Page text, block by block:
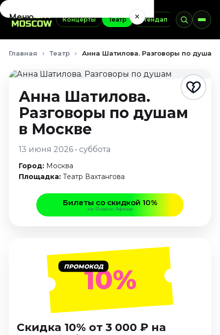
Концерты Театр Стендап Выставки
Меню ×
Сентябрь 2026
Ноябрь 2026
Декабрь 2026
Январь 2027
Сентябрь 2026
Ноябрь 2026
Декабрь 2026
Август 2026
Сентябрь 2026
Октябрь 2026
Ноябрь 2026
Декабрь 2026
Выставки
Главная Театр Анна Шатилова. Разговоры по душам
Анна Шатилова.
Разговоры по душам
в Москве
13 июня 2026 • суббота
Город: Москва
Площадка: Театр Вахтангова
Билеты со скидкой 10%
на Яндекс Афише
ПРОМОКОД10%
Скидка 10% от 3 000 ₽ на